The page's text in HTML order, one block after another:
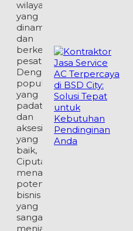
wilayah
yang
dinamis
dan
berkembang
pesat.
Dengan
populasi
yang
padat
dan
aksesibilitas
yang
baik,
Ciputat
menawarkan
potensi
bisnis
yang
sangat
menjanjikan,